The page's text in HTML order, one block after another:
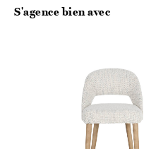
S'agence bien avec